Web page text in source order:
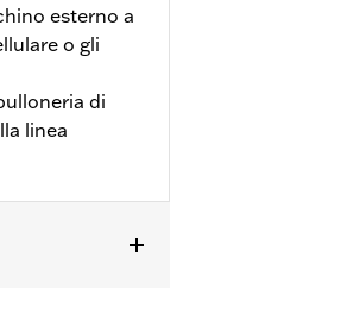
esterno a
o gli
di
linea